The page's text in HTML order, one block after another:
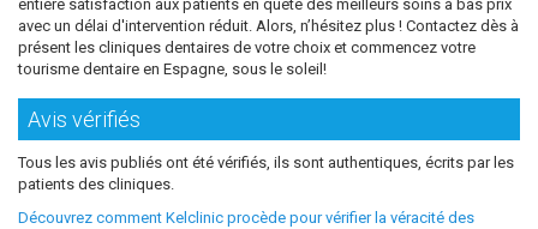
entière satisfaction aux patients en quête des meilleurs soins à bas prix
avec un délai d'intervention réduit. Alors, n’hésitez plus ! Contactez dès à
présent les cliniques dentaires de votre choix et commencez votre
tourisme dentaire en Espagne, sous le soleil!
Avis vérifiés
Tous les avis publiés ont été vérifiés, ils sont authentiques, écrits par les
patients des cliniques.
Découvrez comment Kelclinic procède pour vérifier la véracité des